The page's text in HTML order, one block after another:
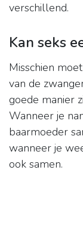
verschillend.
Kan seks
Misschien
van de
goede manier
Wanneer je
baarmoeder
wanneer je
ook samen.